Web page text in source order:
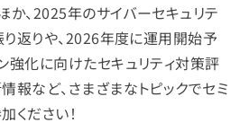
か、2025年のサイバーセキュリテ
返りや、2026年度に運用開始予
強化に向けたセキュリティ対策評
報など、さまざまなトピックでセミ
ください！